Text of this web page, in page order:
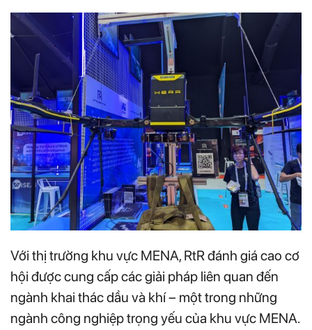
Với thị trường khu vực MENA, RtR đánh giá cao cơ
hội được cung cấp các giải pháp liên quan đến
ngành khai thác dầu và khí – một trong những
ngành công nghiệp trọng yếu của khu vực MENA.